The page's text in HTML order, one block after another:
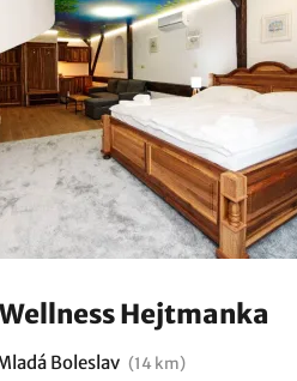
Hejtmanka
Boleslav (14 km)